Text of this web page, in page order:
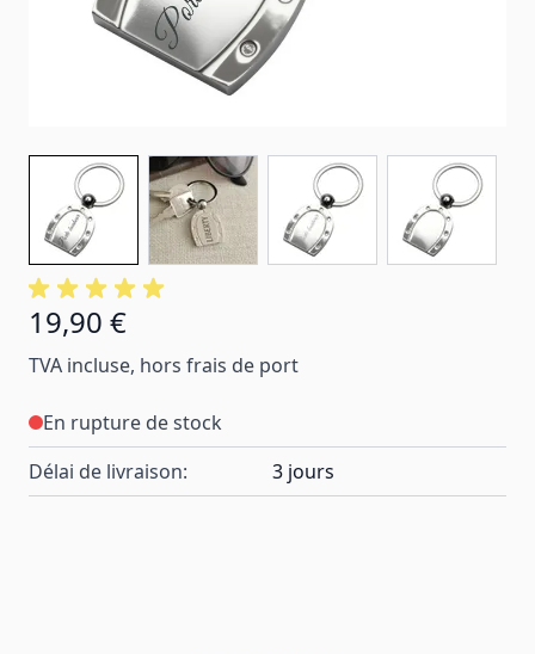
19,90 €
TVA incluse, hors frais de port
En rupture de stock
Délai de livraison:
3 jours